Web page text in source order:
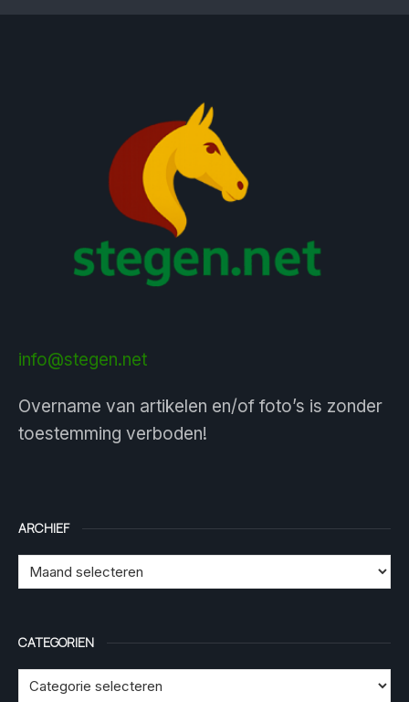
info@stegen.net
Overname van artikelen en/of foto’s is zonder
toestemming verboden!
ARCHIEF
CATEGORIEN